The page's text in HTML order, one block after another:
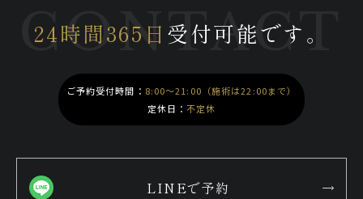
CONTACT
24時間365日 受付可能です。
ご予約受付時間： 8:00～21:00（施術は22:00まで）
定休日：不定休
LINEで予約